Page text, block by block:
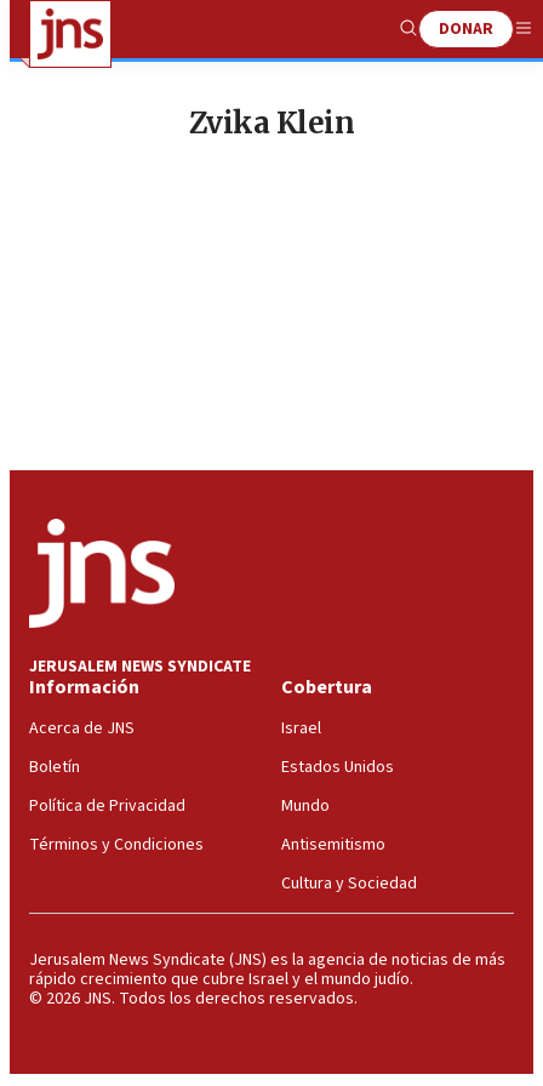
Show
Search
DONAR
Zvika Klein
JERUSALEM NEWS SYNDICATE
Información
Acerca de JNS
Boletín
Política de Privacidad
Términos y Condiciones
Cobertura
Israel
Estados Unidos
Mundo
Antisemitismo
Cultura y Sociedad
Jerusalem News Syndicate (JNS) es la agencia de noticias de más
rápido crecimiento que cubre Israel y el mundo judío.
© 2026 JNS. Todos los derechos reservados.